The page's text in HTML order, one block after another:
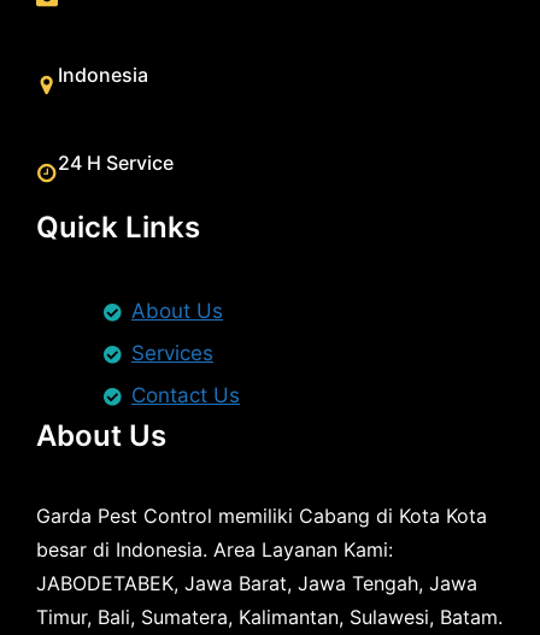
Indonesia
24 H Service
Quick Links
About Us
Services
Contact Us
About Us
Garda Pest Control memiliki Cabang di Kota Kota
besar di Indonesia. Area Layanan Kami:
JABODETABEK, Jawa Barat, Jawa Tengah, Jawa
Timur, Bali, Sumatera, Kalimantan, Sulawesi, Batam.